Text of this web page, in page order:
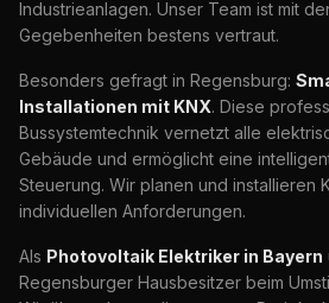
Industrieanlagen. Unser Team ist mit
Gegebenheiten bestens vertraut.
Besonders gefragt in Regensburg:
Installationen mit KNX. Diese
Bussystemtechnik vernetzt alle
Gebäude und ermöglicht eine
Steuerung. Wir planen und installieren
individuellen Anforderungen.
Als Photovoltaik Elektriker in Bayern
Regensburger Hausbesitzer beim